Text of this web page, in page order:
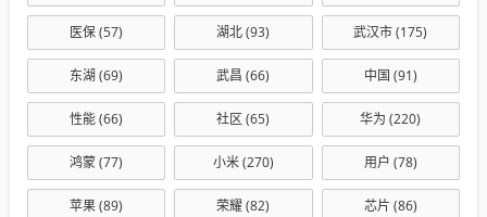
医保(57) 湖北(93) 武汉市(175)
东湖 (69) 武昌 (66) 中国 (91)
性能(66) 社区(65) 华为 (220)
鸿蒙(77) 小米(270) 用户 (78)
苹果(89) 荣耀(82) 芯片 (86)